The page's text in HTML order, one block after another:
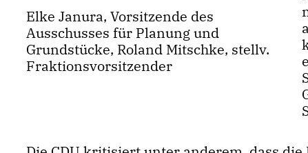
Elke Janura, Vorsitzende des
Ausschusses für Planung und
Grundstücke, Roland Mitschke, stellv.
Fraktionsvorsitzender